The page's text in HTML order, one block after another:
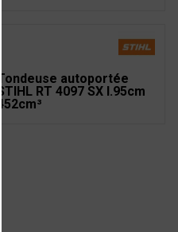
Tondeuse autoportée
STIHL RT 4097 SX l.95cm
452cm³